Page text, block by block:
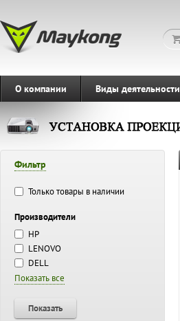
О компании Виды деятельности
Фильтр
Только товары в наличии
Производители
HP
LENOVO
DELL
Показать все
Показать